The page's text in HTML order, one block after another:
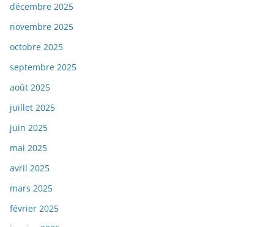
décembre 2025
novembre 2025
octobre 2025
septembre 2025
août 2025
juillet 2025
juin 2025
mai 2025
avril 2025
mars 2025
février 2025